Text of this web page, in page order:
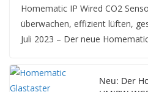
Homematic IP Wired CO2
überwachen, effizient lüften,
Juli 2023 – Der neue
Neu: Der